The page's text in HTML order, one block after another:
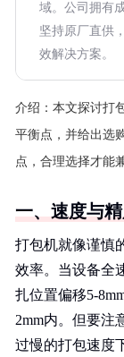
域。公司拥有
坚持原厂直供
效解决方案。
介绍： 本文探讨打
平衡点，并给出选
点，合理选择才能
一、速度与
打包机就像谨慎
效率。当设备全
扎位置偏移5-
2mm内。但要
过慢的打包速度